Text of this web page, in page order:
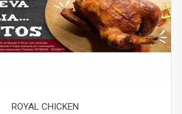
ROYAL CHICKEN